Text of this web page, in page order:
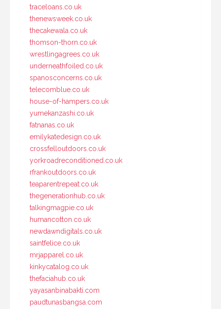
traceloans.co.uk
thenewsweek.co.uk
thecakewala.co.uk
thomson-thorn.co.uk
wrestlingagrees.co.uk
underneathfoiled.co.uk
spanosconcerns.co.uk
telecomblue.co.uk
house-of-hampers.co.uk
yumekanzashi.co.uk
fatnanas.co.uk
emilykatedesign.co.uk
crossfelloutdoors.co.uk
yorkroadreconditioned.co.uk
rfrankoutdoors.co.uk
teaparentrepeat.co.uk
thegenerationhub.co.uk
talkingmagpie.co.uk
humancotton.co.uk
newdawndigitals.co.uk
saintfelice.co.uk
mrjapparel.co.uk
kinkycatalog.co.uk
thefaciahub.co.uk
yayasanbinabakti.com
paudtunasbangsa.com